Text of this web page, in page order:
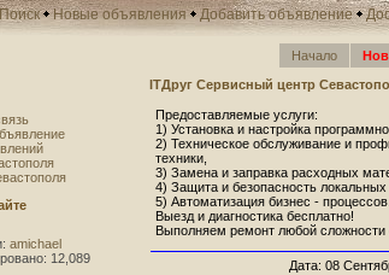
Поиск Новые объявления Добавить объявление
amichael
12,089
Начало
ITДруг Сервисный центр
Предоставляемые услуги:
1) Установка и настройка
2) Техническое обслуживание и
техники,
3) Замена и заправка расходных
4) Защита и безопасность локальных
5) Автоматизация бизнес - процессов.
Выезд и диагностика бесплатно!
Выполняем ремонт любой сложности
Дата: 08